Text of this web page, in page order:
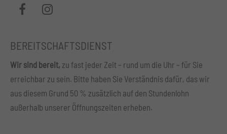
BEREITSCHAFTSDIENST
Wir sind bereit, zu fast jeder Zeit – rund um die Uhr – für Sie
erreichbar zu sein. Bitte haben Sie Verständnis dafür, das wir
aus diesem Grund 50 % zusätzlich auf den Stundenlohn
außerhalb unserer Öffnungszeiten erheben.